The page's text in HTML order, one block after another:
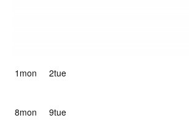
1mon 2tue
8mon 9tue